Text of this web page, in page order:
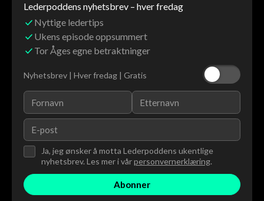
Lederpoddens nyhetsbrev – hver fredag
Nyttige ledertips
Ukens episode oppsummert
Tor Åges egne betraktninger
Nyhetsbrev | Hver fredag | Gratis
Ja, jeg ønsker å motta Lederpoddens ukentlige
nyhetsbrev. Les mer i vårpersonvernerklæring.